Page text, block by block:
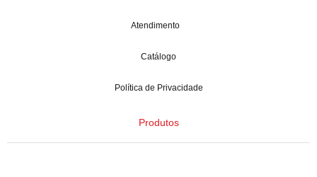
Atendimento
Catálogo
Política de Privacidade
Produtos